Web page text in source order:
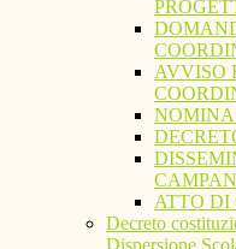
AVVISO
NOMINA
ATTO DI
Decreto